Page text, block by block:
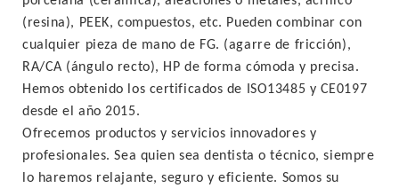
(resina), PEEK, compuestos, etc. Pueden combinar con
cualquier pieza de mano de FG. (agarre de fricción),
RA/CA (ángulo recto), HP de forma cómoda y precisa.
Hemos obtenido los certificados de ISO13485 y CE0197
desde el año 2015.
Ofrecemos productos y servicios innovadores y
profesionales. Sea quien sea dentista o técnico, siempre
lo haremos relajante, seguro y eficiente. Somos su